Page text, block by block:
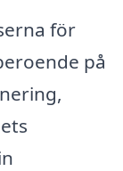
för
på